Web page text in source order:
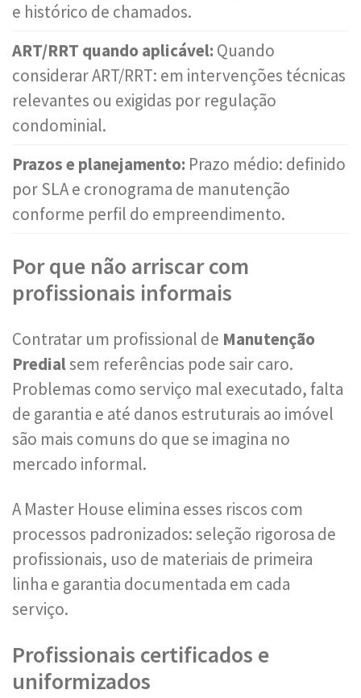
e histórico de chamados.
ART/RRT quando aplicável: Quando
considerar ART/RRT: em intervenções técnicas
relevantes ou exigidas por regulação
condominial.
Prazos e planejamento: Prazo médio: definido
por SLA e cronograma de manutenção
conforme perfil do empreendimento.
Por que não arriscar com
profissionais informais
Contratar um profissional de Manutenção
Predialsem referências pode sair caro.
Problemas como serviço mal executado, falta
de garantia e até danos estruturais ao imóvel
são mais comuns do que se imagina no
mercado informal.
A Master House elimina esses riscos com
processos padronizados: seleção rigorosa de
profissionais, uso de materiais de primeira
linha e garantia documentada em cada
serviço.
Profissionais certificados e
uniformizados